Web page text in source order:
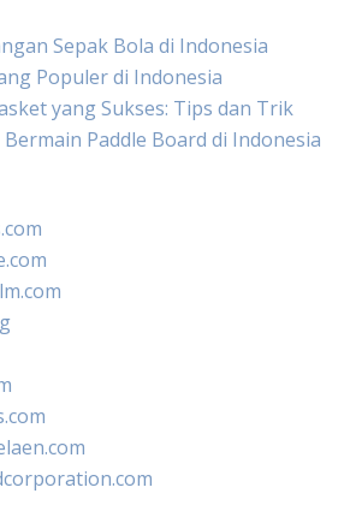
Sepak Bola di Indonesia
Populer di Indonesia
yang Sukses: Tips dan Trik
Paddle Board di Indonesia